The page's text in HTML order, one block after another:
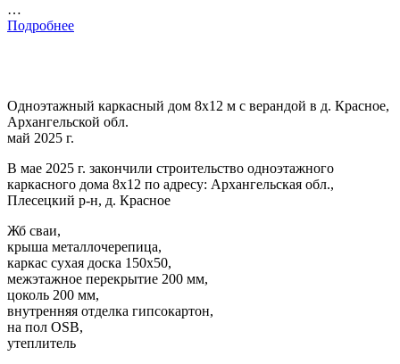
…
Подробнее
Одноэтажный каркасный дом 8х12 м с верандой в д. Красное,
Архангельской обл.
май 2025 г.
В мае 2025 г. закончили строительство одноэтажного
каркасного дома 8х12 по адресу: Архангельская обл.,
Плесецкий р-н, д. Красное
Жб сваи,
крыша металлочерепица,
каркас сухая доска 150х50,
межэтажное перекрытие 200 мм,
цоколь 200 мм,
внутренняя отделка гипсокартон,
на пол OSB,
утеплитель